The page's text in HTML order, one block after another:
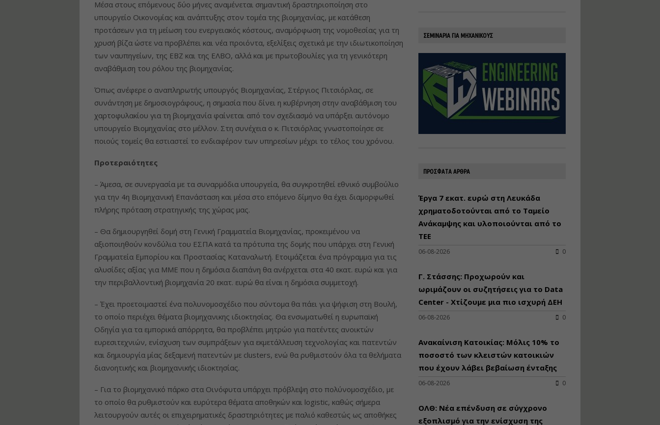
Μέσα στους επόμενους δύο μήνες αναμένεται σημαντική δραστηριοποίηση στο
υπουργείο Οικονομίας και ανάπτυξης στον τομέα της βιομηχανίας, με κατάθεση
προτάσεων για τη μείωση του ενεργειακός κόστους, αναμόρφωση της νομοθεσίας για τη
χρυσή βίζα ώστε να προβλέπει και νέα προιόντα, εξελίξεις σχετικά με την ιδιωτικοποίηση
των ναυπηγείων, της ΕΒΖ και της ΕΛΒΟ, αλλά και με πρωτοβουλίες για τη γενικότερη
αναβάθμιση του ρόλου της βιομηχανίας.
Όπως ανέφερε ο αναπληρωτής υπουργός Βιομηχανίας, Στέργιος Πιτσιόρλας, σε
συνάντηση με δημοσιογράφους, η σημασία που δίνει η κυβέρνηση στην αναβάθμιση του
χαρτοφυλακίου για τη βιομηχανία φαίνεται από τον σχεδιασμό να υπάρξει αυτόνομο
υπουργείο Βιομηχανίας στο μέλλον. Στη συνέχεια ο κ. Πιτσιόρλας γνωστοποίησε σε
ποιούς τομείς θα εστιαστεί το ενδιαφέρον των υπηρεσίων μέχρι το τέλος του χρόνου.
Προτεραιότητες
– Άμεσα, σε συνεργασία με τα συναρμόδια υπουργεία, θα συγκροτηθεί εθνικό συμβούλιο
για την 4η Βιομηχανική Επανάσταση και μέσα στο επόμενο δίμηνο θα έχει διαμορφωθεί
πλήρης πρόταση στρατηγικής της χώρας μας.
– Θα δημιουργηθεί δομή στη Γενική Γραμματεία Βιομηχανίας, προκειμένου να
αξιοποιηθούν κονδύλια του ΕΣΠΑ κατά τα πρότυπα της δομής που υπάρχει στη Γενική
Γραμματεία Εμπορίου και Προστασίας Καταναλωτή. Ετοιμάζεται ένα πρόγραμμα για τις
αλυσίδες αξίας για ΜΜΕ που η δημόσια διαπάνη θα ανέρχεται στα 40 εκατ. ευρώ και για
την περιβαλλοντική βιομηχανία 20 εκατ. ευρώ θα είναι η δημόσια συμμετοχή.
– Έχει προετοιμαστεί ένα πολυνομοσχέδιο που σύντομα θα πάει για ψήφιση στη Βουλή,
το οποίο περιέχει θέματα βιομηχανικης ιδιοκτησίας. Θα ενσωματωθεί η ευρωπαϊκή
Οδηγία για τα εμπορικά απόρρητα, θα προβλέπει μητρώο για πατέντες ανοικτών
ευρεσιτεχνιών, ενίσχυση των συμπράξεων για εκμετάλλευση τεχνολογίας και πατεντών
και δημιουργία μίας δεξαμενή πατεντών με clusters, ενώ θα ρυθμιστούν όλα τα θελήματα
διανοητικής και βιομηχανικής ιδιοκτησίας.
– Για το βιομηχανικό πάρκο στα Οινόφυτα υπάρχει πρόβλεψη στο πολύνομοσχέδιο, με
το οποίο θα ρυθμιστούν και ευρύτερα θέματα αποθηκών και logistic, καθώς σήμερα
λειτουργούν αυτές οι επιχειρηματικές δραστηριότητες με παλιό καθεστώς ως αποθήκες
ΣΕΜΙΝΑΡΙΑ ΓΙΑ ΜΗΧΑΝΙΚΟΥΣ
ΠΡΟΣΦΑΤΑ ΑΡΘΡΑ
Έργα 7 εκατ. ευρώ στη Λευκάδα
χρηματοδοτούνται από το Ταμείο
Ανάκαμψης και υλοποιούνται από το
ΤΕΕ
06-08-2026 0
Γ. Στάσσης: Προχωρούν και
ωριμάζουν οι συζητήσεις για το Data
Center - Χτίζουμε μια πιο ισχυρή ΔΕΗ
06-08-2026 0
Ανακαίνιση Κατοικίας: Μόλις 10% το
ποσοστό των κλειστών κατοικιών
που έχουν λάβει βεβαίωση ένταξης
06-08-2026 0
ΟΛΘ: Νέα επένδυση σε σύγχρονο
εξοπλισμό για την ενίσχυση της
Τιμή από: €230.00
Διάρκεια: 16 ώρες
Αρχιτεκτονικός
Σχεδιασμός με το
Rhinoceros
κoλυμβητικής
υδατοδεξαμενής
Χρήστος Ροδόπουλος
Διάρκεια: 14 ώρες
Διαδικασία
αδειοδότησης και
έκδοσης
κατάταξης
Εισηγητές:
Γραμματή Μπακλατσή
Νικόλαος Σαρούκος
Διάρκεια: 8 ώρες